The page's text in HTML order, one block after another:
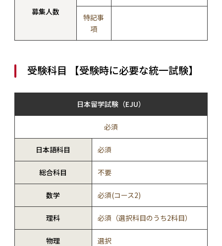
募集人数
特記事
項
受験科目 【受験時に必要な統一試験】
日本留学試験（EJU）
必須
日本語科目 必須
総合科目 不要
数学 必須(コース2)
理科 必須（選択科目のうち2科目）
物理 選択